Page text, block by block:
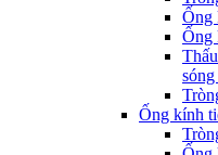
Ống
Ống
Ống kính